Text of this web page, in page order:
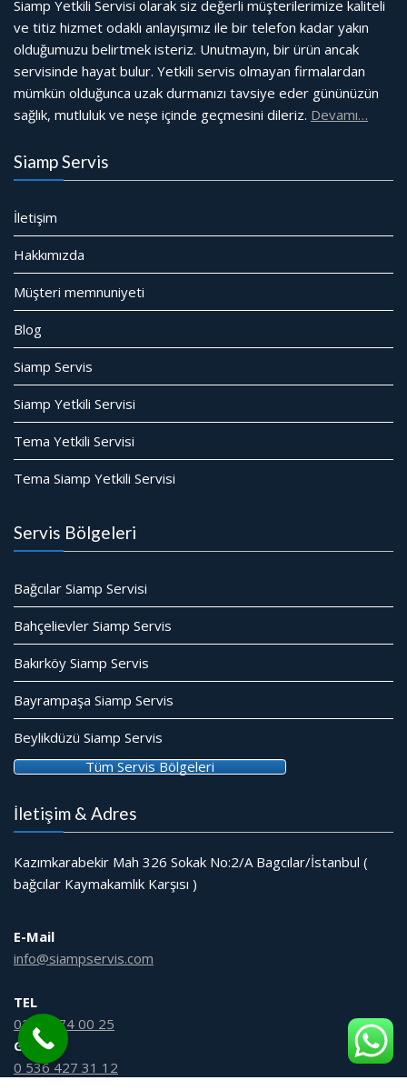
Siamp Yetkili Servisi olarak siz değerli müşterilerimize kaliteli
ve titiz hizmet odaklı anlayışımız ile bir telefon kadar yakın
olduğumuzu belirtmek isteriz. Unutmayın, bir ürün ancak
servisinde hayat bulur. Yetkili servis olmayan firmalardan
mümkün olduğunca uzak durmanızı tavsiye eder gününüzün
sağlık, mutluluk ve neşe içinde geçmesini dileriz. Devamı…
Siamp Servis
İletişim
Hakkımızda
Müşteri memnuniyeti
Blog
Siamp Servis
Siamp Yetkili Servisi
Tema Yetkili Servisi
Tema Siamp Yetkili Servisi
Servis Bölgeleri
Bağcılar Siamp Servisi
Bahçelievler Siamp Servis
Bakırköy Siamp Servis
Bayrampaşa Siamp Servis
Beylikdüzü Siamp Servis
Tüm Servis Bölgeleri
İletişim & Adres
Kazımkarabekir Mah 326 Sokak No:2/A Bagcılar/İstanbul (
bağcılar Kaymakamlık Karşısı )
E-Mail
info@siampservis.com
TEL
0212 474 00 25
GSM
0 536 427 31 12